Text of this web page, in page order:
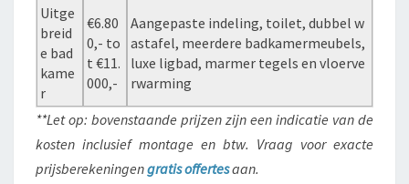
Uitge
breid
e bad
kame
r
€6.80
0,- to
t €11.
000,-
Aangepaste indeling, toilet, dubbel w
astafel, meerdere badkamermeubels,
luxe ligbad, marmer tegels en vloerve
rwarming
**Let op: bovenstaande prijzen zijn een indicatie van de
kosten inclusief montage en btw. Vraag voor exacte
prijsberekeningengratis offertesaan.